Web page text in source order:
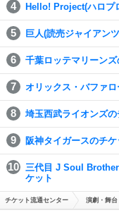
Hello! Project(ハロプ
巨人(読売ジャイアン
千葉ロッテマリーンズ
オリックス・バファ
埼玉西武ライオンズの
阪神タイガースのチケ
三代目 J Soul
ケット
チケット流通センター 演劇・舞台